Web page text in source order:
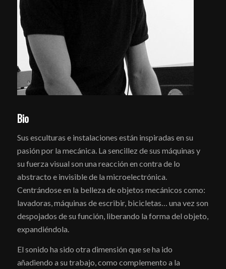
Bio
Sus esculturas e instalaciones están inspiradas en su
pasión por la mecánica. La sencillez de sus máquinas y
su fuerza visual son una reacción en contra de lo
abstracto e invisible de la microelectrónica.
Centrándose en la belleza de objetos mecánicos como:
lavadoras, máquinas de escribir, bicicletas… una vez son
despojados de su función, liberando la forma del objeto,
expandiéndola.
El sonido ha sido otra dimensión que se ha ido
añadiendo a su trabajo, como complemento a la